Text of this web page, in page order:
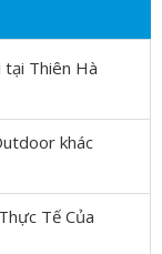
tại Thiên Hà
khác
Tế Của